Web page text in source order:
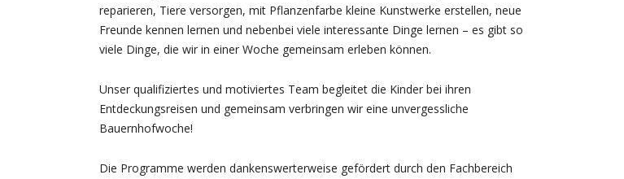
reparieren, Tiere versorgen, mit Pflanzenfarbe kleine Kunstwerke erstellen, neue
Freunde kennen lernen und nebenbei viele interessante Dinge lernen – es gibt so
viele Dinge, die wir in einer Woche gemeinsam erleben können.
Unser qualifiziertes und motiviertes Team begleitet die Kinder bei ihren
Entdeckungsreisen und gemeinsam verbringen wir eine unvergessliche
Bauernhofwoche!
Die Programme werden dankenswerterweise gefördert durch den Fachbereich